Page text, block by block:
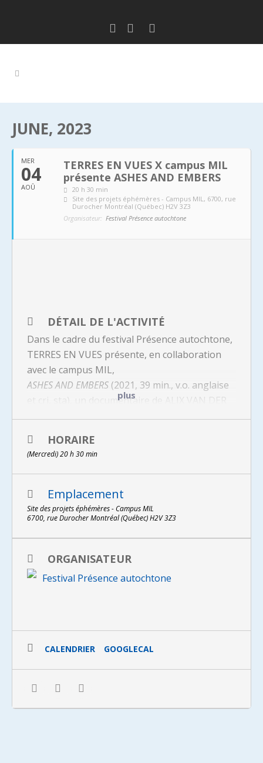
JUNE, 2023
MER
04
AOÛ
TERRES EN VUES X campus MIL
présente ASHES AND EMBERS
20 h 30 min
Site des projets éphémères - Campus MIL, 6700, rue
Durocher Montréal (Québec) H2V 3Z3
Organisateur: Festival Présence autochtone
plus
DÉTAIL DE L'ACTIVITÉ
Dans le cadre du festival Présence autochtone,
TERRES EN VUES présente, en collaboration
avec le campus MIL,
ASHES AND EMBERS (2021, 39 min., v.o. anglaise
et cri, sta), un documentaire de ALIX VAN DER
ervez votre billet (GRATUIT mais
Pour en savoir plus sur la projection >
v.o anglaise>
Moi j’ai un ami blanc! 1et 2 >
Ataatatsiaq (grand-père) >
HORAIRE
(Mercredi) 20 h 30 min
Emplacement
Site des projets éphémères - Campus MIL
6700, rue Durocher Montréal (Québec) H2V 3Z3
ORGANISATEUR
Festival Présence autochtone
CALENDRIER GOOGLECAL